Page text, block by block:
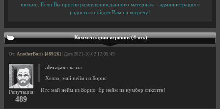
письмо. Если Вы против размещения данного материала - администрация с
радостью пойдет Вам на встречу!
Комментарии игроков (4 шт.)
От: AnotherBoris [489|26] | Дата 2021-10-02 12:05:49
Репутация
489
alexajax сказал:
Хелло, май нейм из Борис
Итс май нейм из Борис. Ёр нейм из нумбер сикситн!